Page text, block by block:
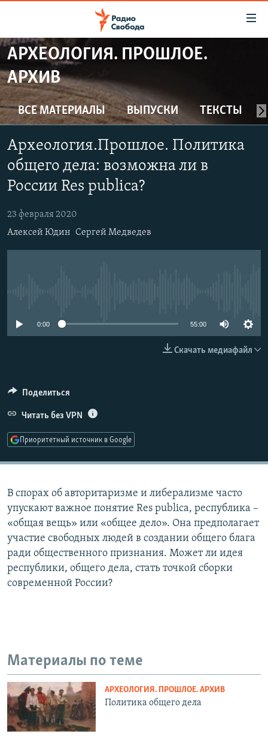
упрощенного
доступа
Вернуться
к
основному
Вернутся
главной
навигации
Вернутся
поиску
ПРОГРАММЫ
ПОДКАСТЫ
АВТОРСКИЕ ПРОЕКТЫ
ЦИТАТЫ СВОБОДЫ
МНЕНИЯ
КУЛЬТУРА
IDEL.РЕАЛИИ
КАВКАЗ.РЕАЛИИ
СЕВЕР.РЕАЛИИ
Все сайты РСЕ/РС
АРХЕОЛОГИЯ. ПРОШЛОЕ.
АРХИВ
ВСЕ МАТЕРИАЛЫ ВЫПУСКИ ТЕКСТЫ
Археология.Прошлое. Политика
общего дела: возможна ли в
России Res publica?
23 февраля 2020
Алексей Юдин Сергей Медведев
0:00 55:00
Скачать медиафайл
Поделиться
Читать без VPN
Приоритетный источник в Google
В спорах об авторитаризме и либерализме часто
упускают важное понятие Res publica, республика –
«общая вещь» или «общее дело». Она предполагает
участие свободных людей в создании общего блага
ради общественного признания. Может ли идея
республики, общего дела, стать точкой сборки
современной России?
Материалы по теме
АРХЕОЛОГИЯ. ПРОШЛОЕ. АРХИВ
Политика общего дела